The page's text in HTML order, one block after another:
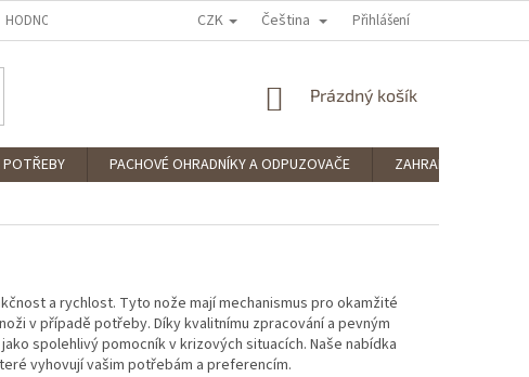
HODNOCENÍ OBCHODU PODMÍNKY OCHRANY OSOBNÍCH ÚDAJŮ
CZK Čeština Přihlášení
NÁKUPNÍ
Prázdný košík
PACHOVÉ OHRADNÍKY A ODPUZOVAČE
ZAHRADNÍ POTŘEBY
a rychlost. Tyto nože mají mechanismus pro okamžité
v případě potřeby. Díky kvalitnímu zpracování a pevným
spolehlivý pomocník v krizových situacích. Naše nabídka
vyhovují vašim potřebám a preferencím.